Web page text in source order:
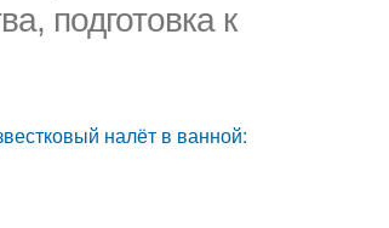
подготовка к
налёт в ванной: